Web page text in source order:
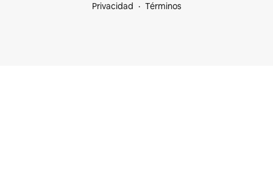
Privacidad
Términos